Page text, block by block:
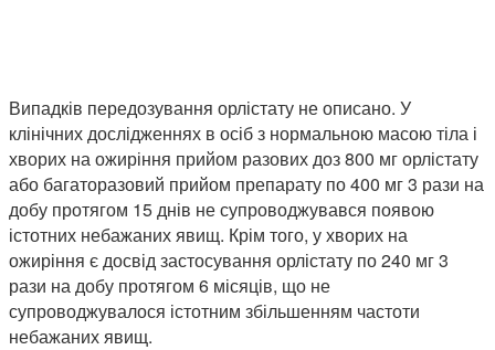
Випадків передозування орлістату не описано. У
клінічних дослідженнях в осіб з нормальною масою тіла і
хворих на ожиріння прийом разових доз 800 мг орлістату
або багаторазовий прийом препарату по 400 мг 3 рази на
добу протягом 15 днів не супроводжувався появою
істотних небажаних явищ. Крім того, у хворих на
ожиріння є досвід застосування орлістату по 240 мг 3
рази на добу протягом 6 місяців, що не
супроводжувалося істотним збільшенням частоти
небажаних явищ.